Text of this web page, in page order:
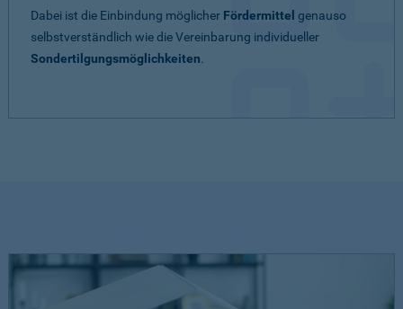
Dabei ist die Einbindung möglicher Fördermittel genauso
selbstverständlich wie die Vereinbarung individueller
Sondertilgungsmöglichkeiten.